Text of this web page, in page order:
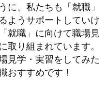
に、私たちも「就職」
ようサポートしていけ
就職」に向けて職場見
取り組まれています。
見学・実習をしてみた
おすすめです！